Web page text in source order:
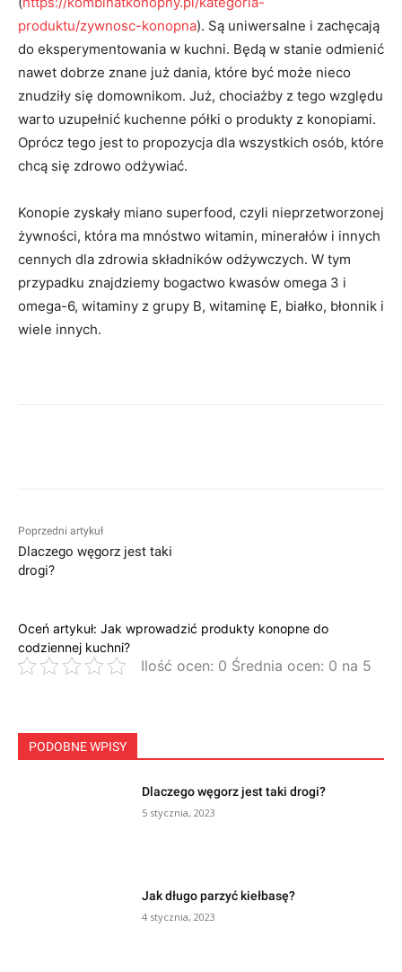
produktu/zywnosc-konopna). Są uniwersalne i zachęcają
do eksperymentowania w kuchni. Będą w stanie odmienić
nawet dobrze znane już dania, które być może nieco
znudziły się domownikom. Już, chociażby z tego względu
warto uzupełnić kuchenne półki o produkty z konopiami.
Oprócz tego jest to propozycja dla wszystkich osób, które
chcą się zdrowo odżywiać.
Konopie zyskały miano superfood, czyli nieprzetworzonej
żywności, która ma mnóstwo witamin, minerałów i innych
cennych dla zdrowia składników odżywczych. W tym
przypadku znajdziemy bogactwo kwasów omega 3 i
omega-6, witaminy z grupy B, witaminę E, białko, błonnik i
wiele innych.
Poprzedni artykuł
Dlaczego węgorz jest taki
drogi?
Oceń artykuł: Jak wprowadzić produkty konopne do
codziennej kuchni?
Ilość ocen: 0 Średnia ocen: 0 na 5
PODOBNE WPISY
Dlaczego węgorz jest taki drogi?
5 stycznia, 2023
Jak długo parzyć kiełbasę?
4 stycznia, 2023